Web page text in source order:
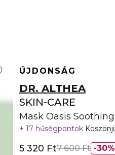
ÚJDONSÁG
DR. ALTHEA
SKIN-CARE
Mask Oasis Soothing
17 hűségpontok
30%
5 320 Ft7 600 Ft